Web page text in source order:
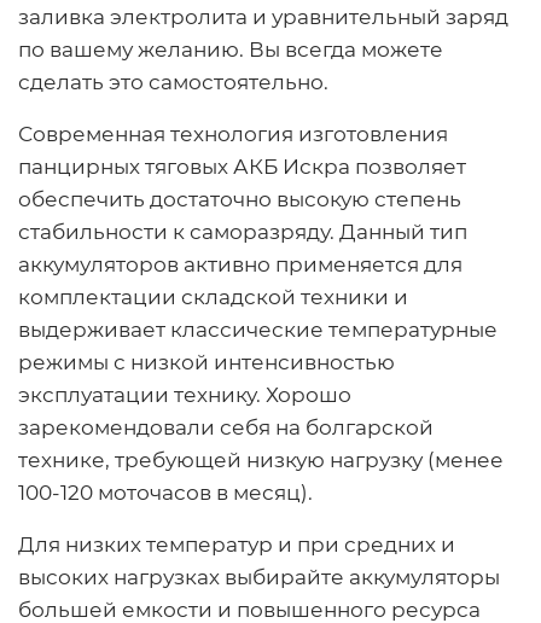
заливка электролита и уравнительный заряд
по вашему желанию. Вы всегда можете
сделать это самостоятельно.
Современная технология изготовления
панцирных тяговых АКБ Искра позволяет
обеспечить достаточно высокую степень
стабильности к саморазряду. Данный тип
аккумуляторов активно применяется для
комплектации складской техники и
выдерживает классические температурные
режимы с низкой интенсивностью
эксплуатации технику. Хорошо
зарекомендовали себя на болгарской
технике, требующей низкую нагрузку (менее
100-120 моточасов в месяц).
Для низких температур и при средних и
высоких нагрузках выбирайте аккумуляторы
большей емкости и повышенного ресурса